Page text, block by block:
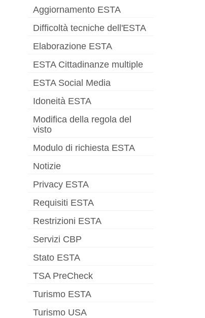
Aggiornamento ESTA
Difficoltà tecniche dell'ESTA
Elaborazione ESTA
ESTA Cittadinanze multiple
ESTA Social Media
Idoneità ESTA
Modifica della regola del
visto
Modulo di richiesta ESTA
Notizie
Privacy ESTA
Requisiti ESTA
Restrizioni ESTA
Servizi CBP
Stato ESTA
TSA PreCheck
Turismo ESTA
Turismo USA